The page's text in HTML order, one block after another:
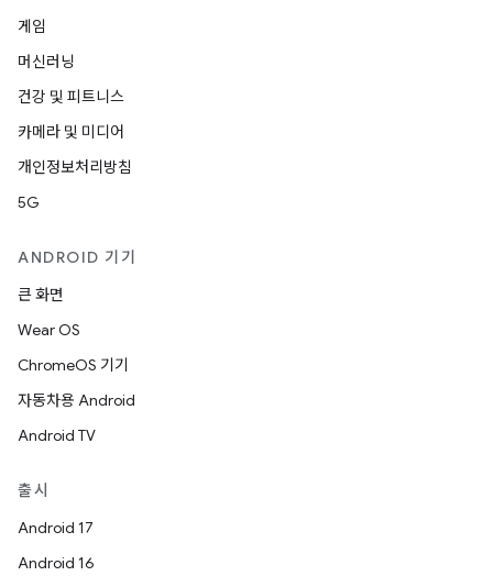
게임
머신러닝
건강 및 피트니스
카메라 및 미디어
개인정보처리방침
5G
ANDROID 기기
큰 화면
Wear OS
ChromeOS 기기
자동차용 Android
Android TV
출시
Android 17
Android 16